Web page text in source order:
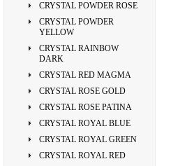
CRYSTAL POWDER ROSE
CRYSTAL POWDER
YELLOW
CRYSTAL RAINBOW
DARK
CRYSTAL RED MAGMA
CRYSTAL ROSE GOLD
CRYSTAL ROSE PATINA
CRYSTAL ROYAL BLUE
CRYSTAL ROYAL GREEN
CRYSTAL ROYAL RED